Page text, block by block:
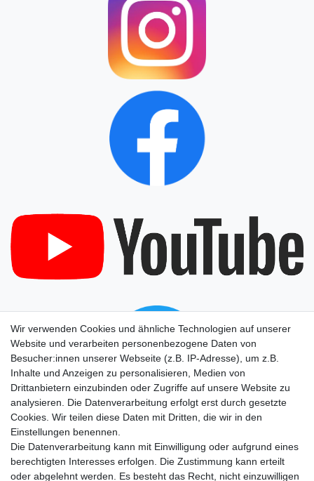
Wir verwenden Cookies und ähnliche Technologien auf unserer
Website und verarbeiten personenbezogene Daten von
Besucher:innen unserer Webseite (z.B. IP-Adresse), um z.B.
Inhalte und Anzeigen zu personalisieren, Medien von
Drittanbietern einzubinden oder Zugriffe auf unsere Website zu
analysieren. Die Datenverarbeitung erfolgt erst durch gesetzte
Cookies. Wir teilen diese Daten mit Dritten, die wir in den
Einstellungen benennen.
Die Datenverarbeitung kann mit Einwilligung oder aufgrund eines
berechtigten Interesses erfolgen. Die Zustimmung kann erteilt
oder abgelehnt werden. Es besteht das Recht, nicht einzuwilligen